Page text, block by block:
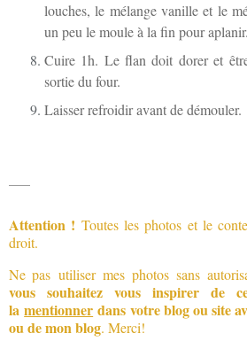
louches, le mélange vanille et le
un peu le moule à la fin pour aplanir.
Cuire 1h. Le flan doit dorer et
sortie du four.
Laisser refroidir avant de démouler.
Attention ! Toutes les photos et le
droit.
Ne pas utiliser mes photos sans
vous souhaitez vous inspirer de
lamentionner dans votre blog ou site
ou de mon blog. Merci!